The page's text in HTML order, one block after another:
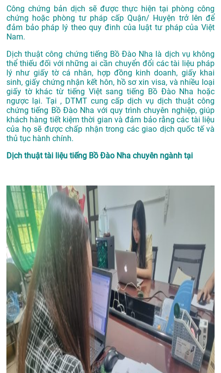
Công chứng bản dịch sẽ được thực hiện tại phòng công
chứng hoặc phòng tư pháp cấp Quận/ Huyện trở lên để
đảm bảo pháp lý theo quy đinh của luật tư pháp của Việt
Nam.
Dịch thuật công chứng tiếng Bồ Đào Nha là dịch vụ không
thể thiếu đối với những ai cần chuyển đổi các tài liệu pháp
lý như giấy tờ cá nhân, hợp đồng kinh doanh, giấy khai
sinh, giấy chứng nhận kết hôn, hồ sơ xin visa, và nhiều loại
giấy tờ khác từ tiếng Việt sang tiếng Bồ Đào Nha hoặc
ngược lại. Tại , DTMT cung cấp dịch vụ dịch thuật công
chứng tiếng Bồ Đào Nha với quy trình chuyên nghiệp, giúp
khách hàng tiết kiệm thời gian và đảm bảo rằng các tài liệu
của họ sẽ được chấp nhận trong các giao dịch quốc tế và
thủ tục hành chính.
Dịch thuật tài liệu tiếng Bồ Đào Nha chuyên ngành tại